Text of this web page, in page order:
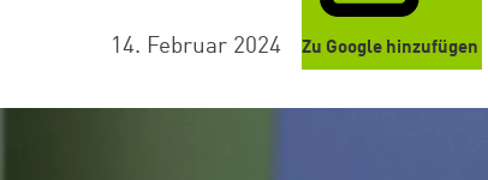
14. Februar 2024 Zu Google hinzufügen